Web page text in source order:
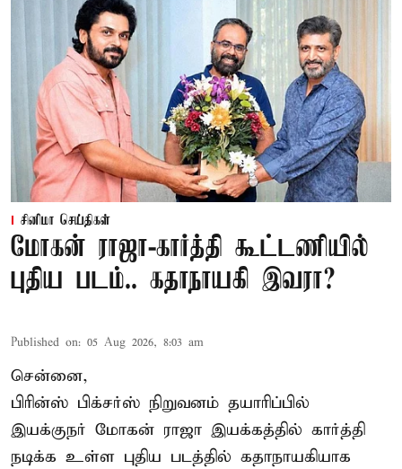
சினிமா செய்திகள்
மோகன் ராஜா-கார்த்தி கூட்டணியில்
புதிய படம்.. கதாநாயகி இவரா?
Published on: 05 Aug 2026, 8:03 am
சென்னை,
பிரின்ஸ் பிக்சர்ஸ் நிறுவனம் தயாரிப்பில்
இயக்குநர் மோகன் ராஜா இயக்கத்தில் கார்த்தி
நடிக்க உள்ள புதிய படத்தில் கதாநாயகியாக